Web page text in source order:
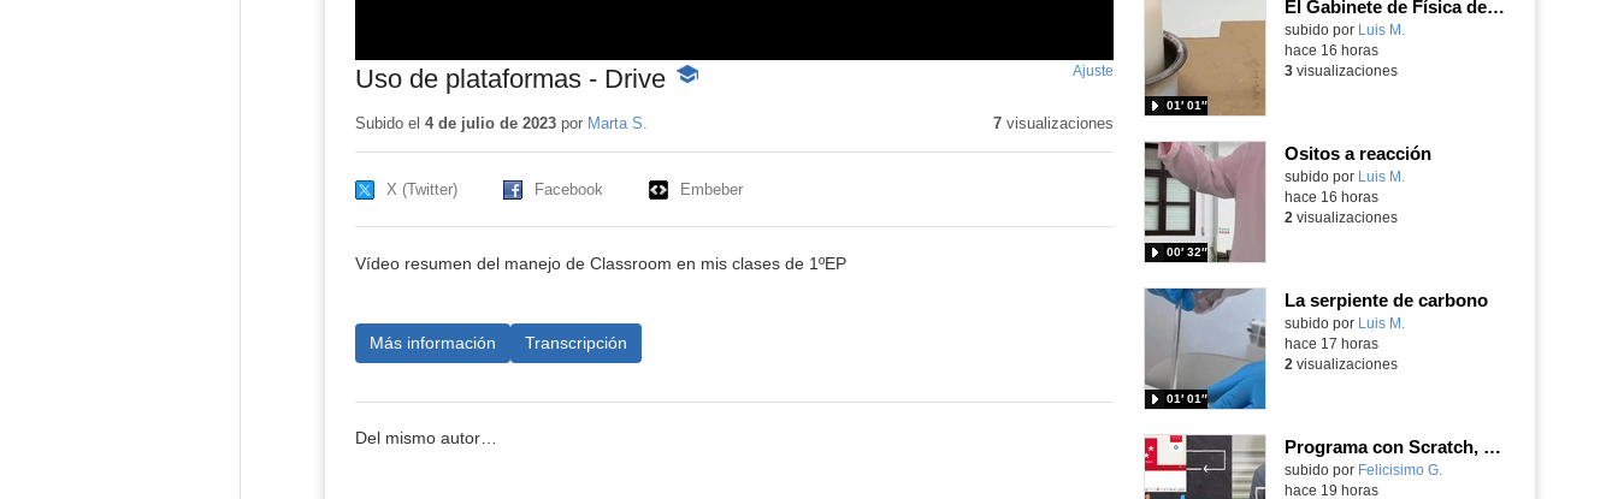
Uso de plataformas - Drive -
Ajuste
pantalla
Subido el 4 de julio de 2023por Marta S. 7visualizaciones
X (Twitter) Facebook Embeber
Vídeo resumen del manejo de Classroom en mis clases de 1ºEP
Más información Transcripción
Del mismo autor…
El Gabinete de Física del IES Enrique Tierno Galván de Parla (Curso 25-26)
Contenido educativo.
subido por Luis M.
01′ 01″
hace 16 horas
3visualizaciones
Ositos a reacción
Contenido educativo.
subido por Luis M.
00′ 32″
hace 16 horas
2 visualizaciones
La serpiente de carbono
Contenido educativo.
subido por Luis M.
01′ 01″
hace 17 horas
2 visualizaciones
Programa con Scratch, 8 diferentes juegos para vivir la emoción de los partidos de España en el mundial 2026
Contenido educativo.
subido por Felicisimo G.
hace 19 horas